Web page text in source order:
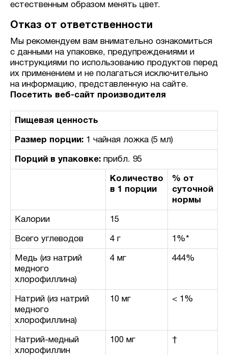
естественным образом менять цвет.
Отказ от ответственности
Мы рекомендуем вам внимательно ознакомиться
с данными на упаковке, предупреждениями и
инструкциями по использованию продуктов перед
их применением и не полагаться исключительно
на информацию, представленную на сайте.
Посетить веб-сайт производителя
Пищевая ценность
Размер порции: 1 чайная ложка (5 мл)
Порций в упаковке: прибл. 95
Количество
в 1 порции
% от
суточной
нормы
Калории 15
Всего углеводов 4 г 1%*
Медь (из натрий
медного
хлорофиллина)
4 мг 444%
Натрий (из натрий
медного
хлорофиллина)
10 мг < 1%
Натрий-медный
хлорофиллин
100 мг †